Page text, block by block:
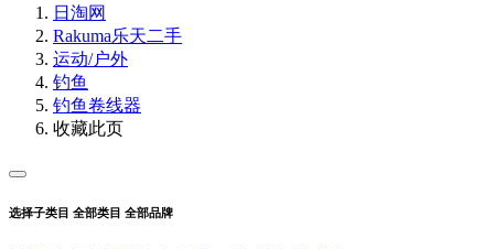
日淘网
Rakuma乐天二手
运动/户外
钓鱼
钓鱼卷线器
收藏此页
选择子类目 全部类目 全部品牌